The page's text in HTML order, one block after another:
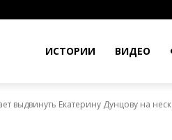
ИСТОРИИ ВИДЕО
выдвинуть Екатерину Дунцову на